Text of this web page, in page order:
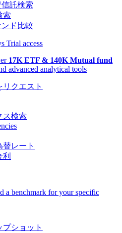
託検索
索
ド比較
Trial access
17K ETF & 140K Mutual fund
advanced analytical tools
リクエスト
ス検索
レート
a benchmark for your specific
プショット